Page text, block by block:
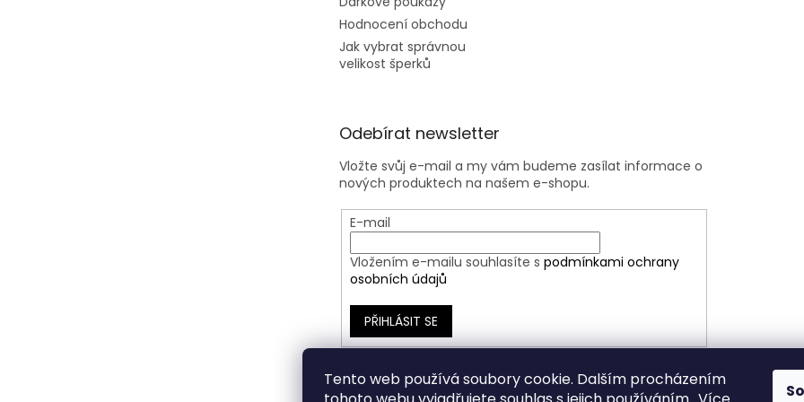
Tento web používá soubory cookie. Dalším procházením
Hodnocení obchodu
Jak vybrat správnou
velikost šperků
Odebírat newsletter
Vložte svůj e-mail a my vám budeme zasílat informace o
nových produktech na našem e-shopu.
E-mail
Vložením e-mailu souhlasíte s podmínkami ochrany
osobních údajů
PŘIHLÁSIT SE